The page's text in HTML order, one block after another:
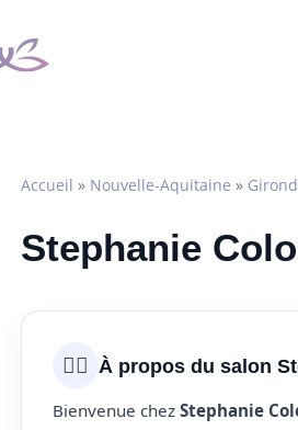
Accueil » Nouvelle-Aquitaine »
Stephanie
💇‍♀️ À propos du salon
Bienvenue chez Stephanie